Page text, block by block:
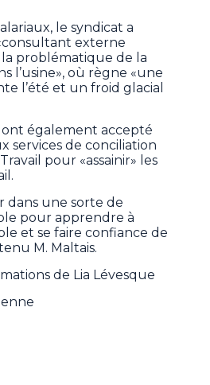
le syndicat a
externe
problématique de la
l’usine», où règne «une
l’été et un froid glacial
ont également accepté
services de conciliation
pour «assainir» les
dans une sorte de
pour apprendre à
et se faire confiance de
M. Maltais.
de Lia Lévesque